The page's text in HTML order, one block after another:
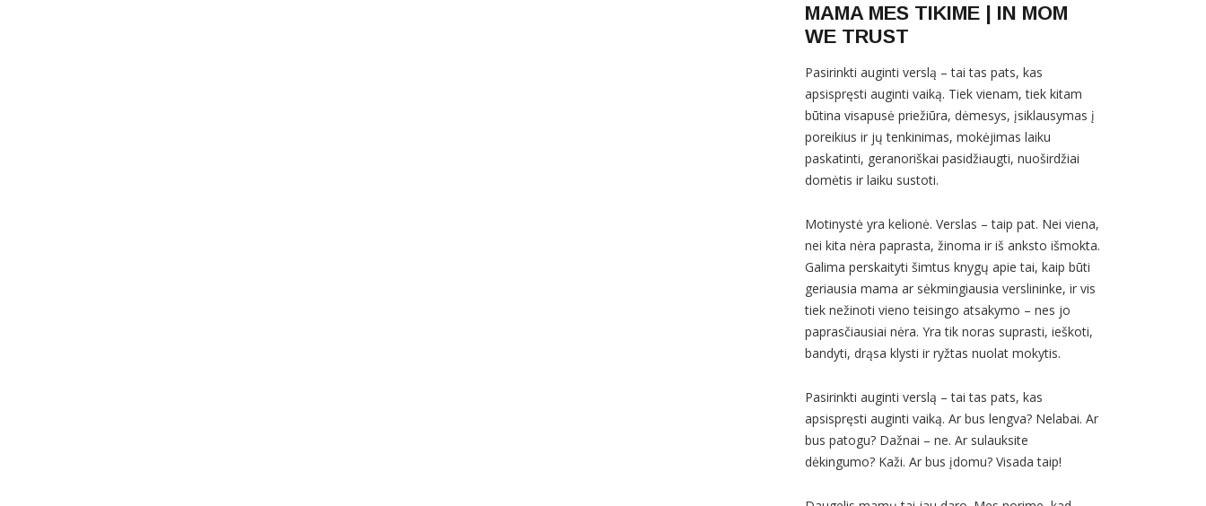
MAMA MES TIKIME | IN MOM
WE TRUST
Pasirinkti auginti verslą – tai tas pats, kas
apsispręsti auginti vaiką. Tiek vienam, tiek kitam
būtina visapusė priežiūra, dėmesys, įsiklausymas į
poreikius ir jų tenkinimas, mokėjimas laiku
paskatinti, geranoriškai pasidžiaugti, nuoširdžiai
domėtis ir laiku sustoti.
Motinystė yra kelionė. Verslas – taip pat. Nei viena,
nei kita nėra paprasta, žinoma ir iš anksto išmokta.
Galima perskaityti šimtus knygų apie tai, kaip būti
geriausia mama ar sėkmingiausia verslininke, ir vis
tiek nežinoti vieno teisingo atsakymo – nes jo
paprasčiausiai nėra. Yra tik noras suprasti, ieškoti,
bandyti, drąsa klysti ir ryžtas nuolat mokytis.
Pasirinkti auginti verslą – tai tas pats, kas
apsispręsti auginti vaiką. Ar bus lengva? Nelabai. Ar
bus patogu? Dažnai – ne. Ar sulauksite
dėkingumo? Kaži. Ar bus įdomu? Visada taip!